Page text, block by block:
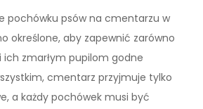
pochówku psów na cmentarzu w
określone, aby zapewnić zarówno
ich zmarłym pupilom godne
cmentarz przyjmuje tylko
a każdy pochówek musi być